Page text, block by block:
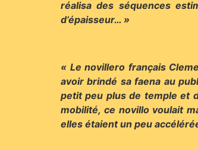
réalisa des séquences
d’épaisseur… »
« Le novillero français
avoir brindé sa faena au
petit peu plus de temple et
mobilité, ce novillo voulait
elles étaient un peu